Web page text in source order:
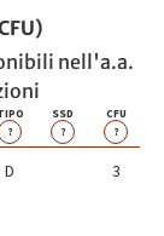
nell'a.a.
?
SSD
?
CFU
?
D 3